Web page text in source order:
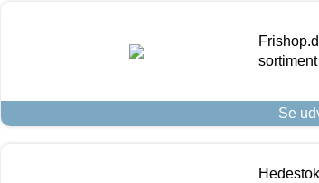
Se